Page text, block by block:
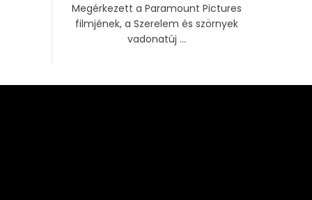
Megérkezett a Paramount Pictures
filmjének, a Szerelem és szörnyek
vadonatúj ...